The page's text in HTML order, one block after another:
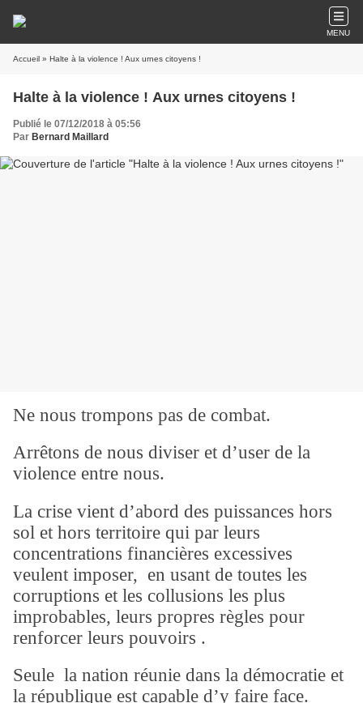
MENU
Accueil » Halte à la violence ! Aux urnes citoyens !
Halte à la violence ! Aux urnes citoyens !
Publié le 07/12/2018 à 05:56
Par Bernard Maillard
Ne nous trompons pas de combat.
Arrêtons de nous diviser et d’user de la
violence entre nous.
La crise vient d’abord des puissances hors
sol et hors territoire qui par leurs
concentrations financières excessives
veulent imposer, en usant de toutes les
corruptions et les collusions les plus
improbables, leurs propres règles pour
renforcer leurs pouvoirs .
Seule la nation réunie dans la démocratie et
la république est capable d’y faire face.